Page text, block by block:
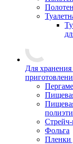
Для хранения
Фольга
Пленки